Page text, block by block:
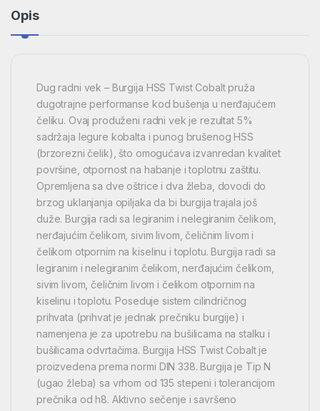
Opis
Dug radni vek – Burgija HSS Twist Cobalt pruža
dugotrajne performanse kod bušenja u nerđajućem
čeliku. Ovaj produženi radni vek je rezultat 5%
sadržaja legure kobalta i punog brušenog HSS
(brzorezni čelik), što omogućava izvanredan kvalitet
površine, otpornost na habanje i toplotnu zaštitu.
Opremljena sa dve oštrice i dva žleba, dovodi do
brzog uklanjanja opiljaka da bi burgija trajala još
duže. Burgija radi sa legiranim i nelegiranim čelikom,
nerđajućim čelikom, sivim livom, čeličnim livom i
čelikom otpornim na kiselinu i toplotu. Burgija radi sa
legiranim i nelegiranim čelikom, nerđajućim čelikom,
sivim livom, čeličnim livom i čelikom otpornim na
kiselinu i toplotu. Poseduje sistem cilindričnog
prihvata (prihvat je jednak prečniku burgije) i
namenjena je za upotrebu na bušilicama na stalku i
bušilicama odvrtačima. Burgija HSS Twist Cobalt je
proizvedena prema normi DIN 338. Burgija je Tip N
(ugao žleba) sa vrhom od 135 stepeni i tolerancijom
prečnika od h8. Aktivno sečenje i savršeno